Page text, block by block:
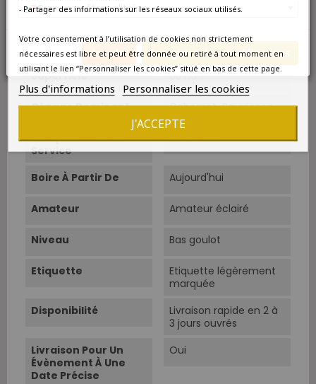
France métropolitaine
Annuler Enregistrer les modifications
Couleur Rouge
Type Rouge
Superficie 83 ha.
Cépage Dominant Cabernet-Sauvignon
Température De
Service
16°C-18°C
Boire À Partir De Aujourd'hui
Amateur Amateur éclairé
Niveau Bas goulot
Etiquette
Etiquette légèrement
marquée
Disponibilité
Livraison rapide en 2 à
3 jours ouvrés
Livraison Pour Un
Évènement À Une
Date Précise
Oui
- Partager des informations sur les réseaux sociaux utilisés.
Votre consentement à l’utilisation de cookies non strictement
nécessaires est libre et peut être donnée ou retiré à tout moment en
utilisant le lien “Personnaliser les cookies” situé en bas de cette page.
Plus d'informations Personnaliser les cookies
J'ACCEPTE